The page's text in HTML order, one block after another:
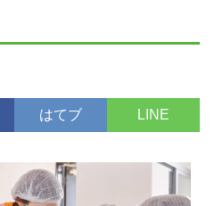
はてブ LINE